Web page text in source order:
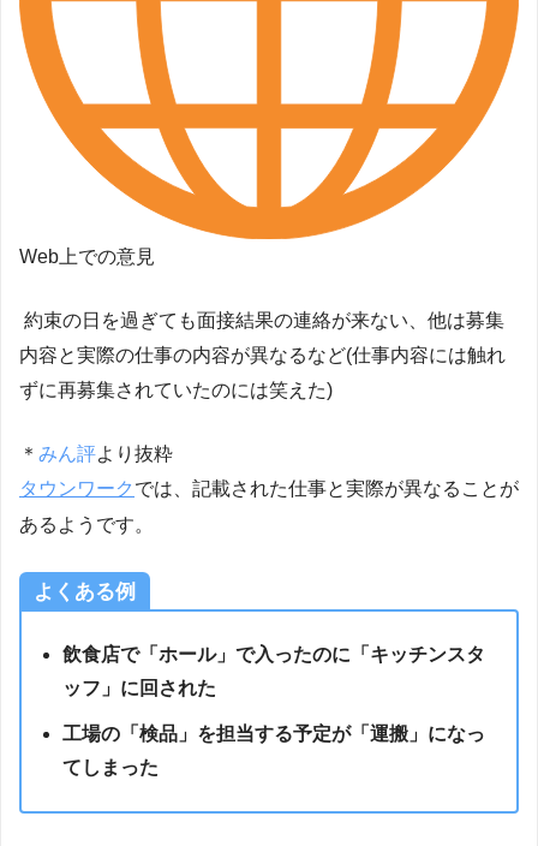
Web上での意見
約束の日を過ぎても面接結果の連絡が来ない、他は募集
内容と実際の仕事の内容が異なるなど(仕事内容には触れ
ずに再募集されていたのには笑えた)
＊ みん評より抜粋
タウンワーク では、記載された仕事と実際が異なることが
あるようです。
よくある例
飲食店で「ホール」で入ったのに「キッチンスタ
ッフ」に回された
工場の「検品」を担当する予定が「運搬」になっ
てしまった